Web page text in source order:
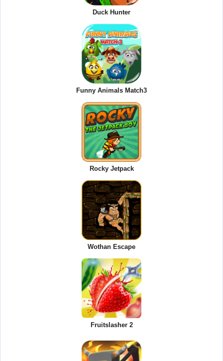
Duck Hunter
Funny Animals Match3
Rocky Jetpack
Wothan Escape
Fruitslasher 2